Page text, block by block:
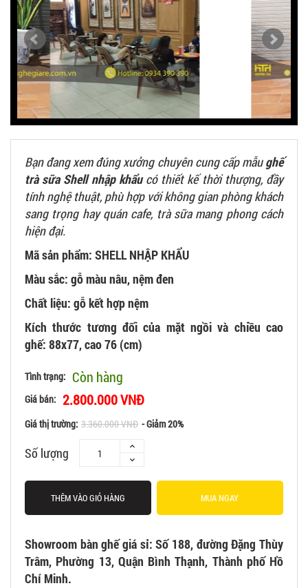
Bạn đang xem đúng xưởng chuyên cung cấp mẫughế
trà sữa Shell nhập khẩu có thiết kế thời thượng, đầy
tính nghệ thuật, phù hợp với không gian phòng khách
sang trọng hay quán cafe, trà sữa mang phong cách
hiện đại.
Mã sản phẩm: SHELL NHẬP KHẨU
Màu sắc: gỗ màu nâu, nệm đen
Chất liệu: gỗ kết hợp nệm
Kích thước tương đối của mặt ngồi và chiều cao
ghế: 88x77, cao 76 (cm)
Tình trạng: Còn hàng
Giá bán: 2.800.000 VNĐ
Giá thị trường: 3.360.000 VNĐ - Giảm 20%
Số lượng
THÊM VÀO GIỎ HÀNG MUA NGAY
Showroom bàn ghế giá sỉ: Số 188, đường Đặng Thùy
Trâm, Phường 13, Quận Bình Thạnh, Thành phố Hồ
Chí Minh.